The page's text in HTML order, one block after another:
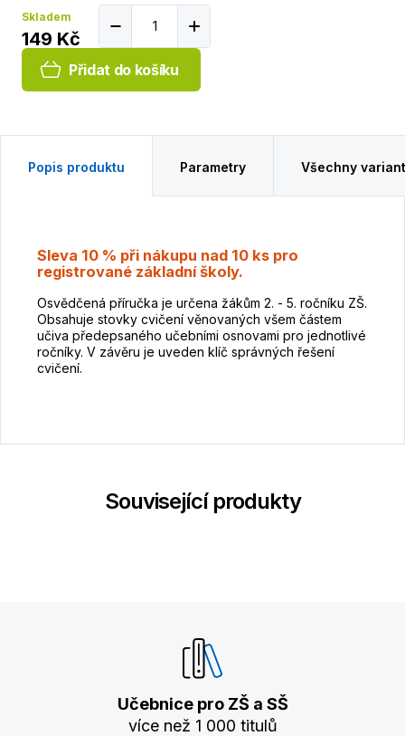
Skladem
149 Kč
Přidat do košíku
Popis produktu Parametry Všechny
Sleva 10 % při nákupu nad 10 ks pro
registrované základní školy.
Osvědčená příručka je určena žákům 2. - 5. ročníku ZŠ.
Obsahuje stovky cvičení věnovaných všem částem
učiva předepsaného učebními osnovami pro jednotlivé
ročníky. V závěru je uveden klíč správných řešení
cvičení.
Související produkty
Učebnice pro ZŠ a SŠ
více než 1 000 titulů